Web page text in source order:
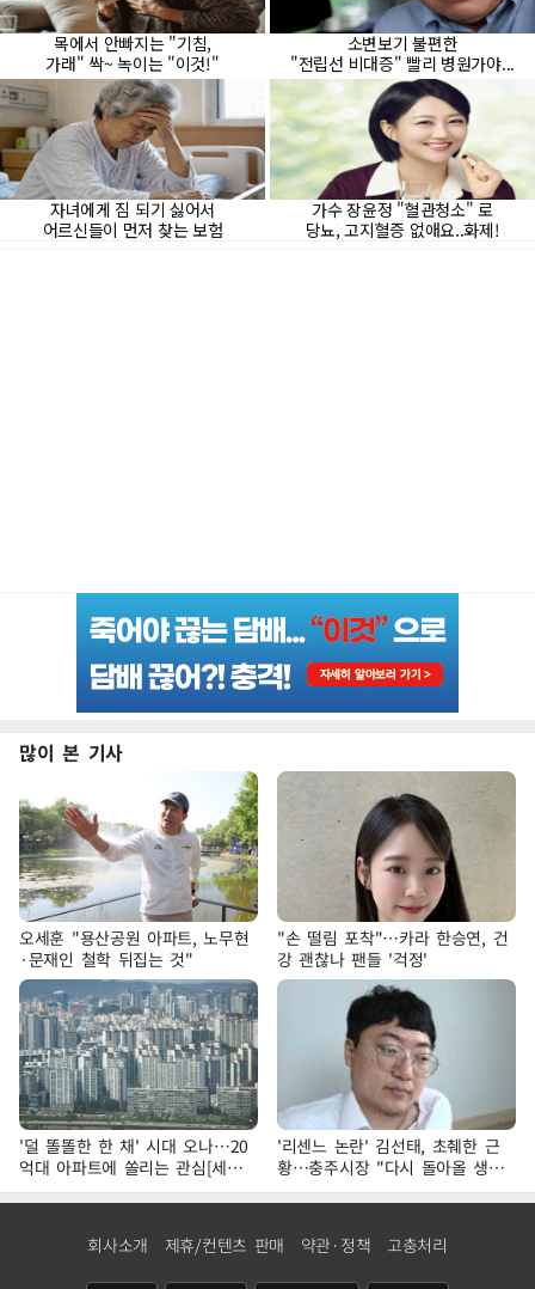
많이 본 기사
오세훈 "용산공원 아파트, 노무현
·문재인 철학 뒤집는 것"
"손 떨림 포착"…카라 한승연, 건
강 괜찮나 팬들 '걱정'
'덜 똘똘한 한 채' 시대 오나…20
억대 아파트에 쏠리는 관심[세제
개편, 그 이후②]
'리센느 논란' 김선태, 초췌한 근
황…충주시장 "다시 돌아올 생
각?"
회사소개 제휴/컨텐츠 판매 약관·정책 고충처리